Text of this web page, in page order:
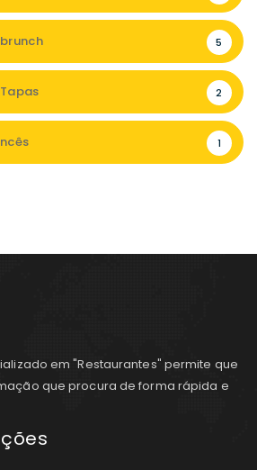
5
2
1
em "Restaurantes" permite que
que procura de forma rápida e